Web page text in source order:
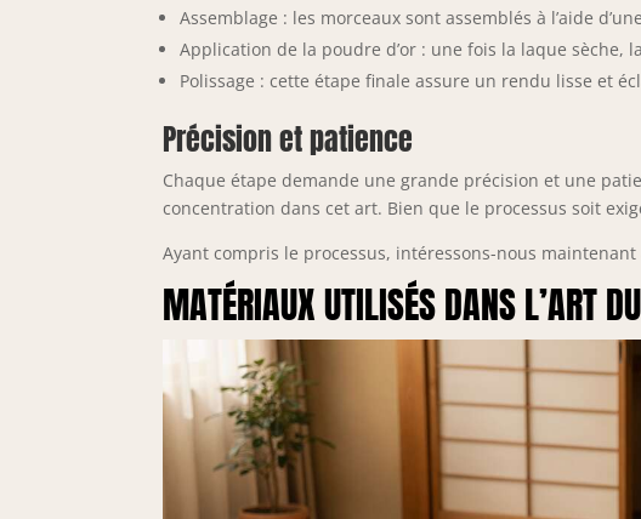
Assemblage : les morceaux sont assemblés à l’aide
Application de la poudre d’or : une fois la laque sèche,
Polissage : cette étape finale assure un rendu lisse et
Précision et patience
Chaque étape demande une grande précision et une
concentration dans cet art. Bien que le processus soit
Ayant compris le processus, intéressons-nous
MATÉRIAUX UTILISÉS DANS L’ART